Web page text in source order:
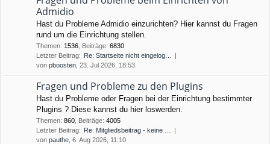
Admidio
Hast du Probleme Admidio einzurichten? Hier kannst du Fragen
rund um die Einrichtung stellen.
Themen: 1536 Beiträge: 6830
Letzter Beitrag: Re: Startseite nicht eingelog…
von pboosten , 23. Jul 2026, 18:53
Fragen und Probleme zu den Plugins
Hast du Probleme oder Fragen bei der Einrichtung bestimmter
Plugins ? Diese kannst du hier loswerden.
Themen: 860 Beiträge: 4005
Letzter Beitrag: Re: Mitgliedsbeitrag - keine …
von pauthe , 6. Aug 2026, 11:10